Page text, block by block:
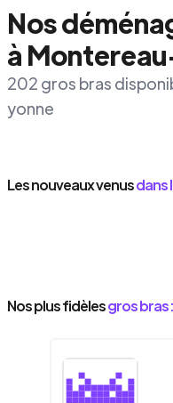
Nos
à
202 gros bras
yonne
Les nouveaux venusdans
Nos plus fidèlesgros bras :